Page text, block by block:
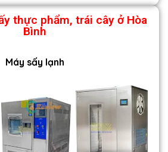
thực phẩm, trái cây ở Hòa
Bình
Máy sấy lạnh